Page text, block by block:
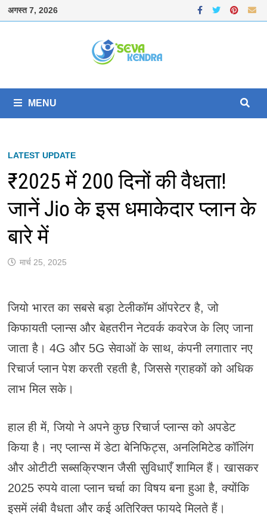
Skip
अगस्त 7, 2026
MENU
LATEST UPDATE
₹2025 में 200 दिनों की वैधता!
जानें Jio के इस धमाकेदार प्लान के
बारे में
मार्च 25, 2025
जियो भारत का सबसे बड़ा टेलीकॉम ऑपरेटर है, जो
किफायती प्लान्स और बेहतरीन नेटवर्क कवरेज के लिए जाना
जाता है। 4G और 5G सेवाओं के साथ, कंपनी लगातार नए
रिचार्ज प्लान पेश करती रहती है, जिससे ग्राहकों को अधिक
लाभ मिल सके।
हाल ही में, जियो ने अपने कुछ रिचार्ज प्लान्स को अपडेट
किया है। नए प्लान्स में डेटा बेनिफिट्स, अनलिमिटेड कॉलिंग
और ओटीटी सब्सक्रिप्शन जैसी सुविधाएँ शामिल हैं। खासकर
2025 रुपये वाला प्लान चर्चा का विषय बना हुआ है, क्योंकि
इसमें लंबी वैधता और कई अतिरिक्त फायदे मिलते हैं।